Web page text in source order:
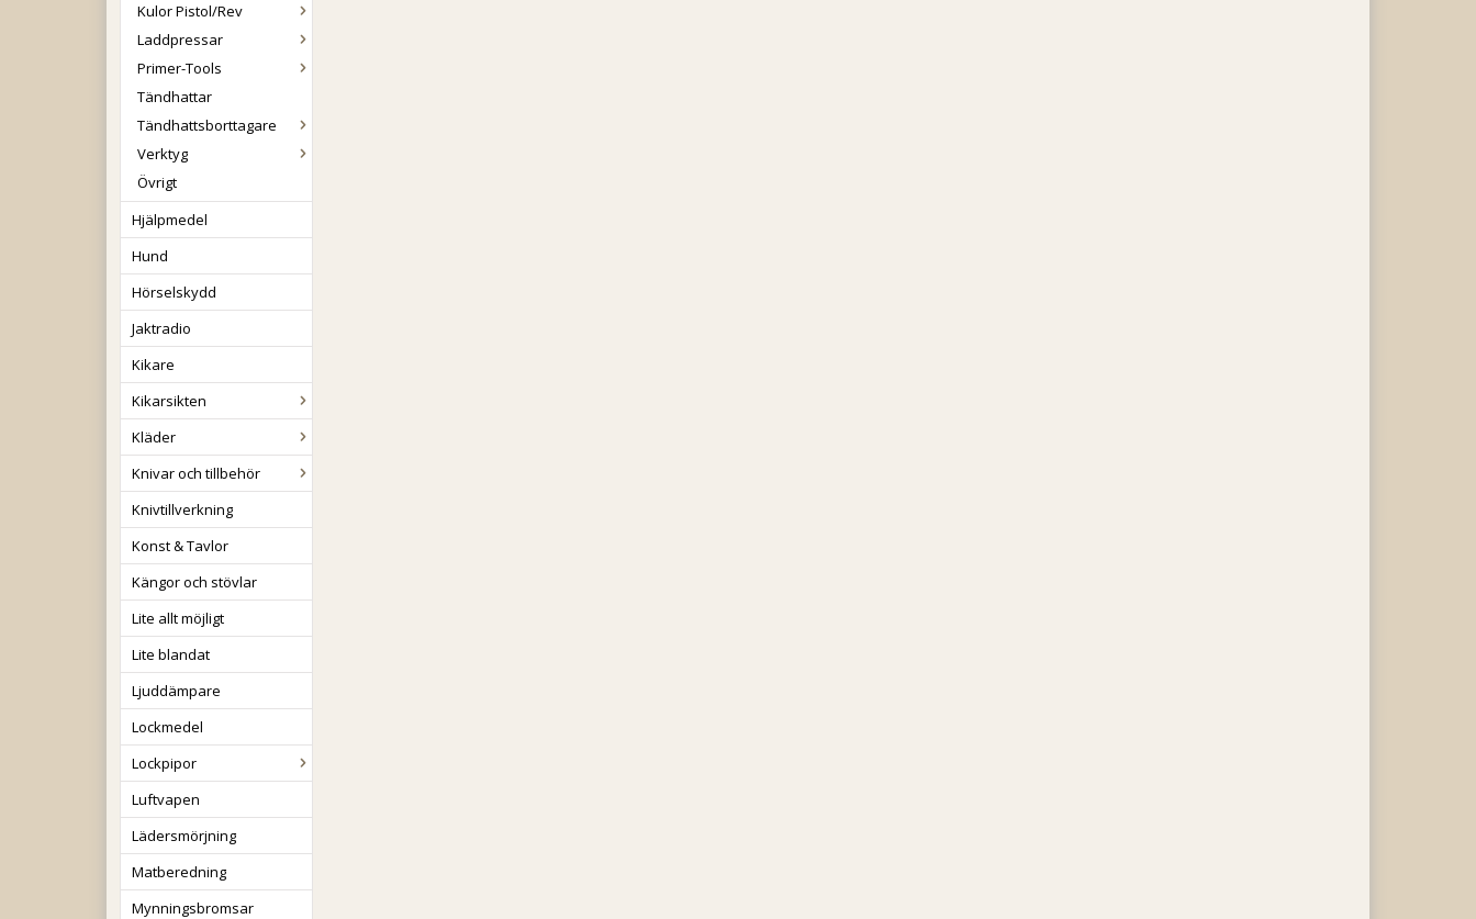
Kulor Pistol/Rev
Laddpressar
Primer-Tools
Tändhattar
Tändhattsborttagare
Verktyg
Övrigt
Hjälpmedel
Hund
Hörselskydd
Jaktradio
Kikare
Kikarsikten
Kläder
Knivar och tillbehör
Knivtillverkning
Konst & Tavlor
Kängor och stövlar
Lite allt möjligt
Lite blandat
Ljuddämpare
Lockmedel
Lockpipor
Luftvapen
Lädersmörjning
Matberedning
Mynningsbromsar